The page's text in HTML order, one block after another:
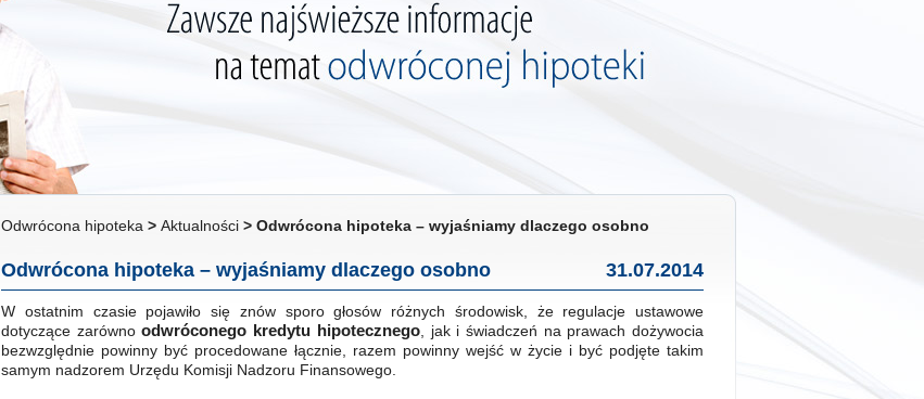
Odwrócona hipoteka > Aktualności > Odwrócona hipoteka – wyjaśniamy dlaczego osobno
Odwrócona hipoteka – wyjaśniamy dlaczego osobno 31.07.2014
W ostatnim czasie pojawiło się znów sporo głosów różnych środowisk, że regulacje ustawowe
dotyczące zarównoodwróconego kredytu hipotecznego, jak i świadczeń na prawach dożywocia
bezwzględnie powinny być procedowane łącznie, razem powinny wejść w życie i być podjęte takim
samym nadzorem Urzędu Komisji Nadzoru Finansowego.